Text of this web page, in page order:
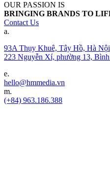
OUR PASSION IS
BRINGING BRANDS TO
Contact Us
a.
93A Thụy Khuê, Tây Hồ, Hà Nội
223 Nguyễn Xí, phường 13,
e.
hello@hmmedia.vn
m.
(+84) 963.186.388